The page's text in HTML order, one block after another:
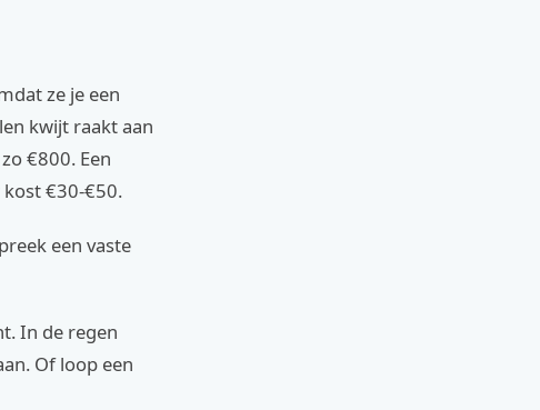
ze je een
kwijt raakt aan
€800. Een
€30-€50.
een vaste
In de regen
Of loop een